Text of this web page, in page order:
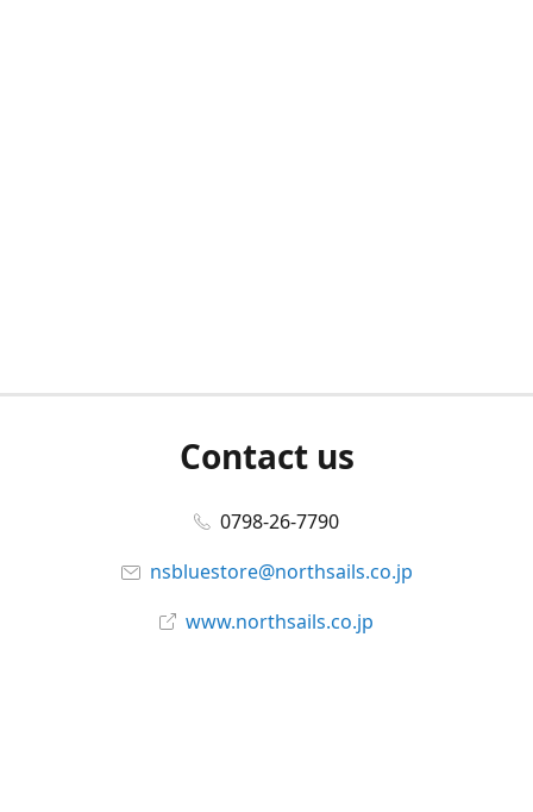
Contact us
0798-26-7790
nsbluestore@northsails.co.jp
www.northsails.co.jp